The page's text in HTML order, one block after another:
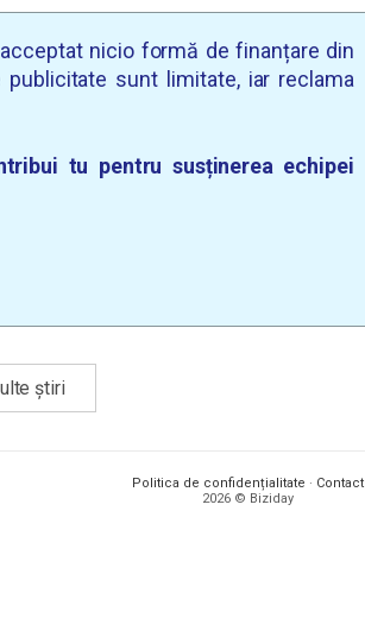
nicio formă de finanțare din
sunt limitate, iar reclama
tu pentru susținerea echipei
știri
Politica de confidențialitate · Contact
2026 © Biziday